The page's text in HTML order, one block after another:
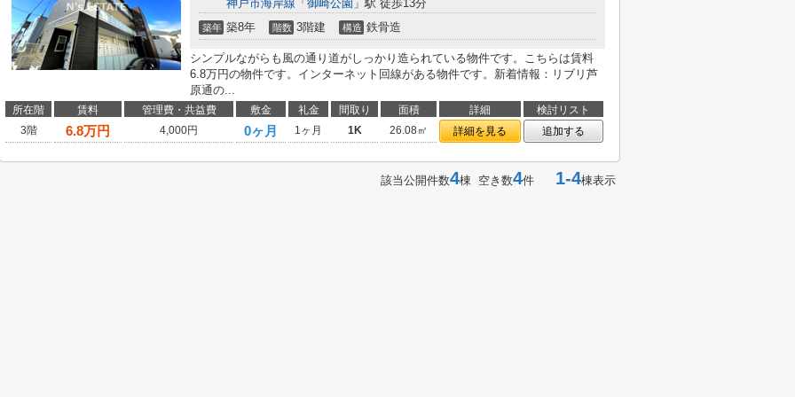
神戸市海岸線 「 御崎公園 」駅 徒歩13分
築年 築8年 階数 3階建 構造 鉄骨造
シンプルながらも風の通り道がしっかり造られている物件です。こちらは賃料
6.8万円の物件です。インターネット回線がある物件です。新着情報：リブリ芦
原通の...
所在階 賃料 管理費・共益費 敷金 礼金 間取り 面積 詳細
検討リスト
3階
6.8万円 4,000円 0ヶ月 1ヶ月 1K 26.08㎡ 詳細を見る 追加する
該当公開件数4棟 空き数4件 1-4棟表示